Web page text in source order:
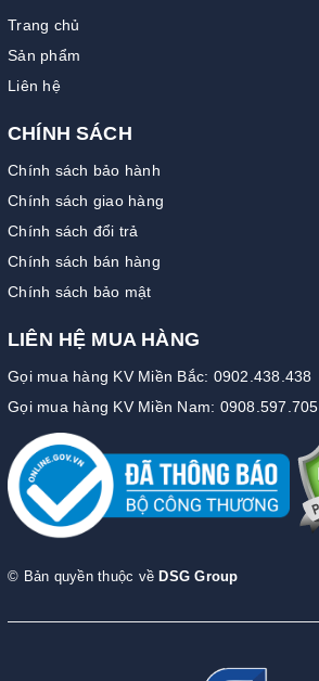
Trang chủ
Sản phẩm
Liên hệ
CHÍNH SÁCH
Chính sách bảo hành
Chính sách giao hàng
Chính sách đổi trả
Chính sách bán hàng
Chính sách bảo mật
LIÊN HỆ MUA HÀNG
Gọi mua hàng KV Miền Bắc: 0902.438.438
Gọi mua hàng KV Miền Nam: 0908.597.705
© Bản quyền thuộc về DSG Group